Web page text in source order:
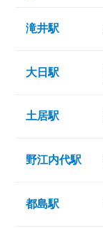
滝井駅
大日駅
土居駅
野江内代駅
都島駅